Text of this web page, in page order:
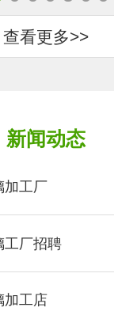
查看更多>>
新闻动态
加工厂
工厂招聘
加工店